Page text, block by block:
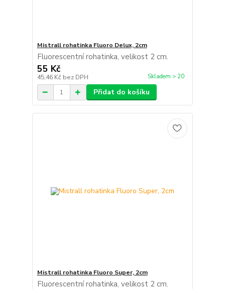
Mistrall rohatinka Fluoro Delux, 2cm
Fluorescentní rohatinka, velikost 2 cm.
55 Kč
45,46 Kč bez DPH Skladem > 20
Přidat do košíku
Mistrall rohatinka Fluoro Super, 2cm
Fluorescentní rohatinka, velikost 2 cm.